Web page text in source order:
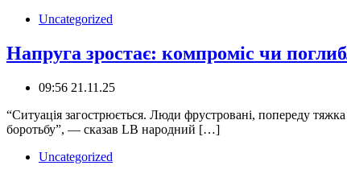
Uncategorized
Напруга зростає: компроміс чи
09:56 21.11.25
“Ситуація загострюється. Люди фрустровані, попереду
боротьбу”, — сказав LB народний […]
Uncategorized